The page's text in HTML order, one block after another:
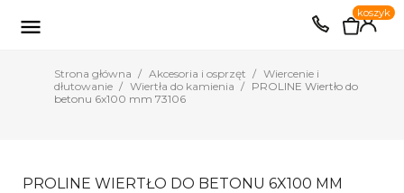
EUR PLN

0
koszyk
Strona główna Akcesoria i osprzęt
Wiercenie i
dłutowanie
Wiertła do kamienia
PROLINE Wiertło do
betonu 6x100 mm 73106
PROLINE WIERTŁO DO BETONU 6X100 MM